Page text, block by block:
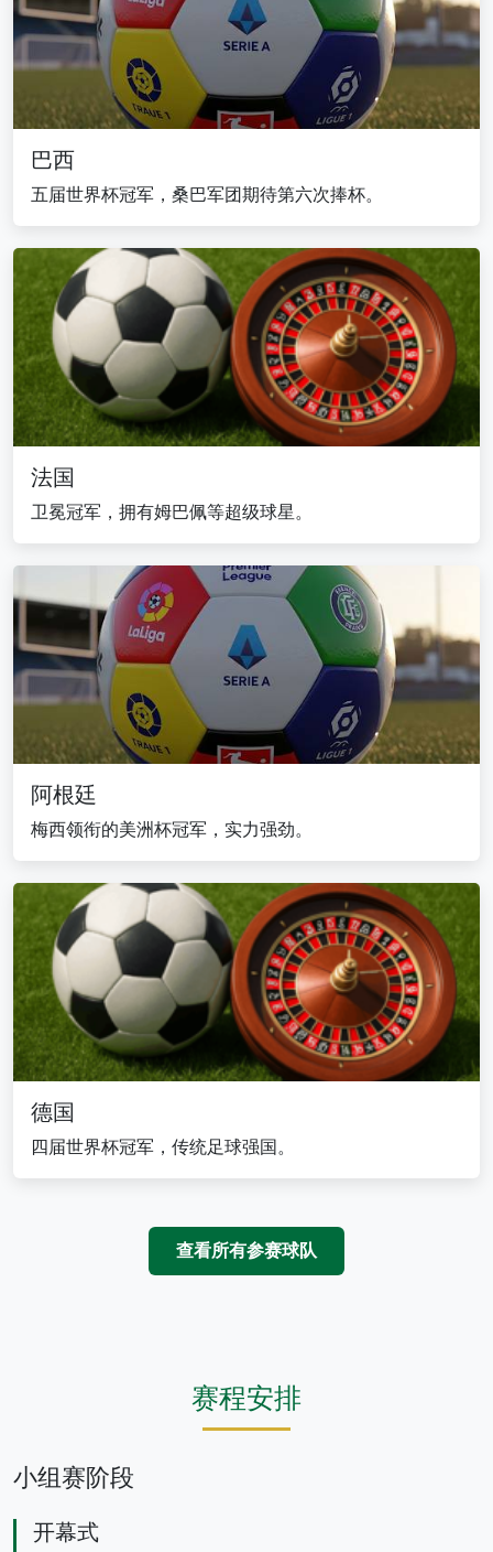
巴西
五届世界杯冠军，桑巴军团期待第六次捧杯。
法国
卫冕冠军，拥有姆巴佩等超级球星。
阿根廷
梅西领衔的美洲杯冠军，实力强劲。
德国
四届世界杯冠军，传统足球强国。
查看所有参赛球队
赛程安排
小组赛阶段
开幕式